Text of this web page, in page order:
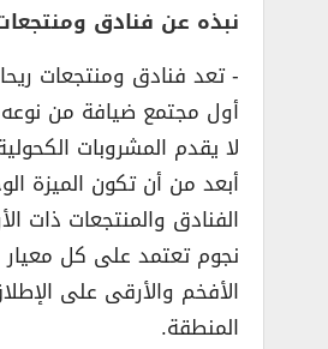
نبذه عن فنادق
­- تعد فنادق ومنتجعات
أول مجتمع ضيافة من
لا يقدم المشروبات
أبعد من أن تكون الميزة
الفنادق والمنتجعات ذات
نجوم تعتمد على كل
الأفخم والأرقى على
المنطقة.